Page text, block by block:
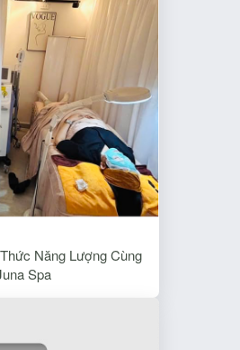
Năng Lượng Cùng
Spa